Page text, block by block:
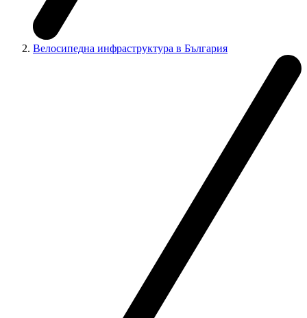
Велосипедна инфраструктура в България